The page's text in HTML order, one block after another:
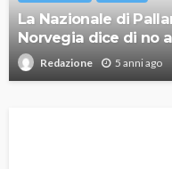
La Nazionale di
Norvegia dice di no
Redazione 5 anni ago